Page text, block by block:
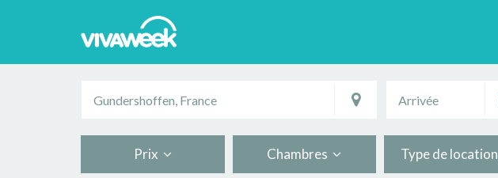
Prix Chambres Type de location